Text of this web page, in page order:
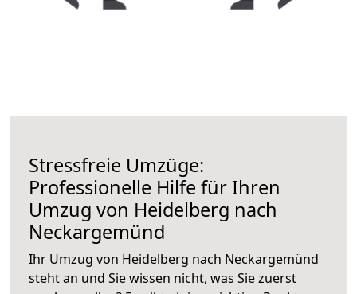
Stressfreie Umzüge:
Professionelle Hilfe für Ihren
Umzug von Heidelberg nach
Neckargemünd
Ihr Umzug von Heidelberg nach Neckargemünd
steht an und Sie wissen nicht, was Sie zuerst